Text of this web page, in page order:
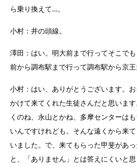
ら乗り換えて…。
小村：井の頭線。
澤田：はい。明大前まで行ってそこで
前から調布駅まで行って調布駅から京王
小村：はい、ありがとうございます。
かけて来てくれた生徒さんだと思いま
くのね、永山とかね、多摩センターは
いんですけれども。そんな遠くから来
いました。で、来てもらった甲斐があ
と、「ありません」とは答えにくいと思